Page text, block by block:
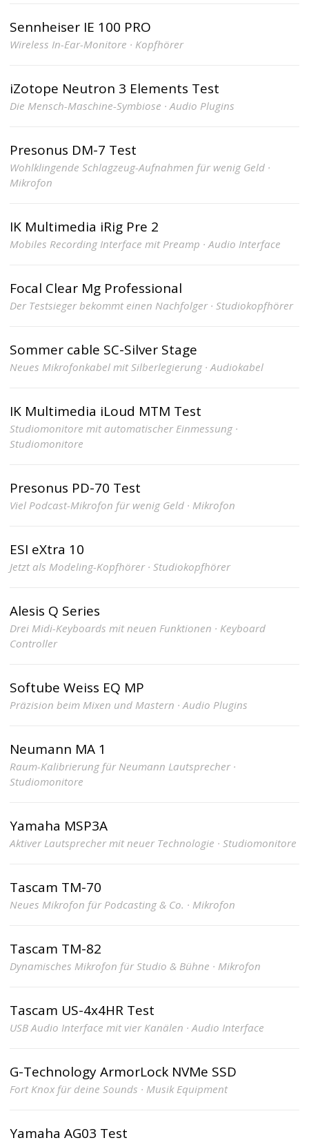
Sennheiser IE 100 PRO
Wireless In-Ear-Monitore · Kopfhörer
iZotope Neutron 3 Elements Test
Die Mensch-Maschine-Symbiose · Audio Plugins
Presonus DM-7 Test
Wohlklingende Schlagzeug-Aufnahmen für wenig Geld ·
Mikrofon
IK Multimedia iRig Pre 2
Mobiles Recording Interface mit Preamp · Audio Interface
Focal Clear Mg Professional
Der Testsieger bekommt einen Nachfolger · Studiokopfhörer
Sommer cable SC-Silver Stage
Neues Mikrofonkabel mit Silberlegierung · Audiokabel
IK Multimedia iLoud MTM Test
Studiomonitore mit automatischer Einmessung ·
Studiomonitore
Presonus PD-70 Test
Viel Podcast-Mikrofon für wenig Geld · Mikrofon
ESI eXtra 10
Jetzt als Modeling-Kopfhörer · Studiokopfhörer
Alesis Q Series
Drei Midi-Keyboards mit neuen Funktionen · Keyboard
Controller
Softube Weiss EQ MP
Präzision beim Mixen und Mastern · Audio Plugins
Neumann MA 1
Raum-Kalibrierung für Neumann Lautsprecher ·
Studiomonitore
Yamaha MSP3A
Aktiver Lautsprecher mit neuer Technologie · Studiomonitore
Tascam TM-70
Neues Mikrofon für Podcasting & Co. · Mikrofon
Tascam TM-82
Dynamisches Mikrofon für Studio & Bühne · Mikrofon
Tascam US-4x4HR Test
USB Audio Interface mit vier Kanälen · Audio Interface
G-Technology ArmorLock NVMe SSD
Fort Knox für deine Sounds · Musik Equipment
Yamaha AG03 Test